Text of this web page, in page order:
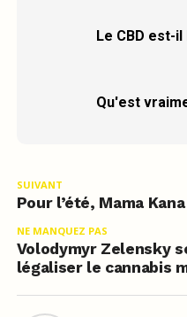
Le CBD est-
Qu'est
SUIVANT
Pour l’été, Mama
NE MANQUEZ PAS
Volodymyr Zelensky
légaliser le cannabis